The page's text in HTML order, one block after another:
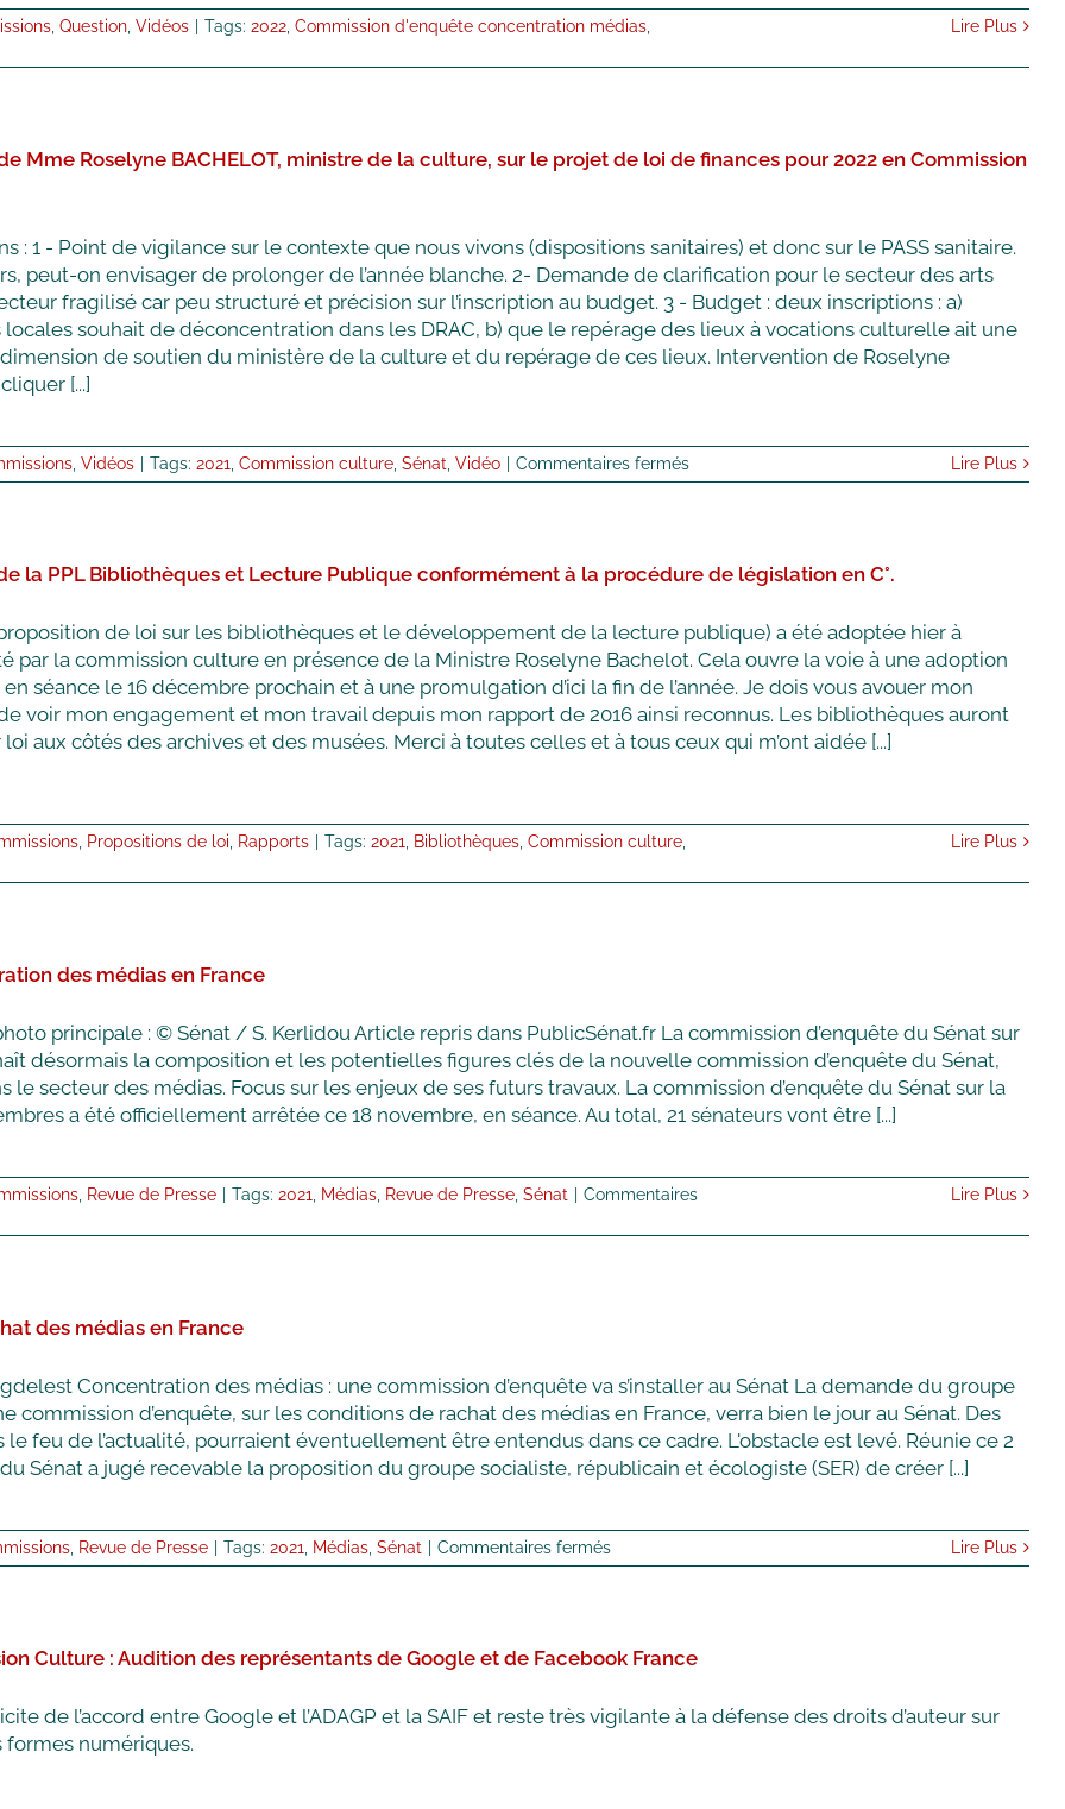
, Question, Vidéos Tags: 2022, Commission d'enquête concentration médias,
Lire Plus
Mme Roselyne BACHELOT, ministre de la culture, sur le projet de loi de finances pour 2022 en Commission
: 1 - Point de vigilance sur le contexte que nous vivons (dispositions sanitaires) et donc sur le PASS sanitaire.
peut-on envisager de prolonger de l’année blanche. 2- Demande de clarification pour le secteur des arts
fragilisé car peu structuré et précision sur l’inscription au budget. 3 - Budget : deux inscriptions : a)
locales souhait de déconcentration dans les DRAC, b) que le repérage des lieux à vocations culturelle ait une
de soutien du ministère de la culture et du repérage de ces lieux. Intervention de Roselyne
[...]
, Vidéos Tags: 2021 Commission culture, Sénat Vidéo Commentaires ferméssur
Audition
BACHELOT,
la
culture,
sur
le
finances
Lire Plus
la PPL Bibliothèques et Lecture Publique conformément à la procédure de législation en C°.
de loi sur les bibliothèques et le développement de la lecture publique) a été adoptée hier à
par la commission culture en présence de la Ministre Roselyne Bachelot. Cela ouvre la voie à une adoption
séance le 16 décembre prochain et à une promulgation d’ici la fin de l’année. Je dois vous avouer mon
voir mon engagement et mon travail depuis mon rapport de 2016 ainsi reconnus. Les bibliothèques auront
aux côtés des archives et des musées. Merci à toutes celles et à tous ceux qui m’ont aidée [...]
, Propositions de loi Rapports Tags: 2021 Bibliothèques, Commission culture,
Lire Plus
des médias en France
principale : © Sénat / S. Kerlidou Article repris dans PublicSénat.fr La commission d’enquête du Sénat sur
désormais la composition et les potentielles figures clés de la nouvelle commission d’enquête du Sénat,
secteur des médias. Focus sur les enjeux de ses futurs travaux. La commission d’enquête du Sénat sur la
a été officiellement arrêtée ce 18 novembre, en séance. Au total, 21 sénateurs vont être [...]
, Revue de Presse Tags: 2021 Médias, Revue de Presse, Sénat
Commentaires
Lire Plus
des médias en France
Concentration des médias : une commission d’enquête va s’installer au Sénat La demande du groupe
d’enquête, sur les conditions de rachat des médias en France, verra bien le jour au Sénat. Des
feu de l’actualité, pourraient éventuellement être entendus dans ce cadre. L'obstacle est levé. Réunie ce 2
Sénat a jugé recevable la proposition du groupe socialiste, républicain et écologiste (SER) de créer [...]
, Revue de Presse Tags: 2021 Médias, Sénat Commentaires ferméssur
Une
les
de
rachat
Lire Plus
Culture : Audition des représentants de Google et de Facebook France
de l’accord entre Google et l’ADAGP et la SAIF et reste très vigilante à la défense des droits d’auteur sur
formes numériques.